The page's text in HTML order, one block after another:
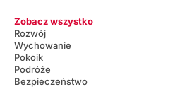
Zobacz wszystko
Rozwój
Wychowanie
Pokoik
Podróże
Bezpieczeństwo